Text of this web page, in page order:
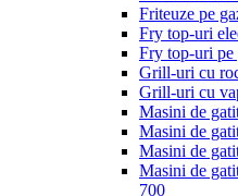
Friteuze pe
Fry top-uri
Fry top-uri pe
Grill-uri cu
Grill-uri cu
Masini de
Masini de
Masini de
Masini de
700